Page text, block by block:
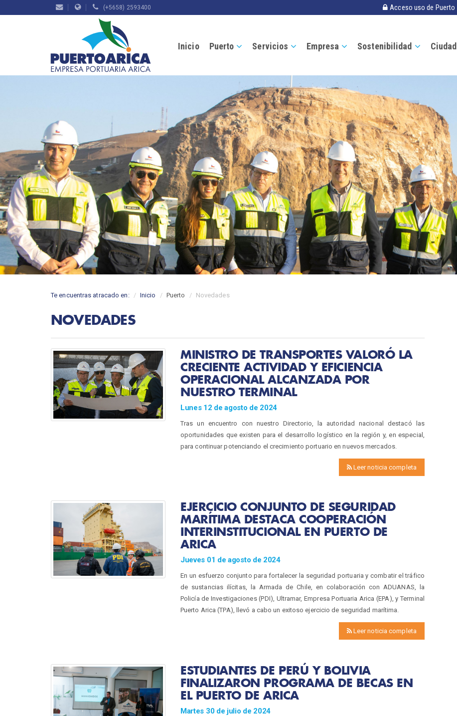
(+5658) 2593400 Acceso uso de Puerto
Inicio Puerto Servicios Empresa Sostenibilidad Ciudad
Te encuentras atracado en: Inicio Puerto Novedades
NOVEDADES
MINISTRO DE TRANSPORTES VALORÓ LA
CRECIENTE ACTIVIDAD Y EFICIENCIA
OPERACIONAL ALCANZADA POR
NUESTRO TERMINAL
Lunes 12 de agosto de 2024
Tras un encuentro con nuestro Directorio, la autoridad nacional destacó las
oportunidades que existen para el desarrollo logístico en la región y, en especial,
para continuar potenciando el crecimiento portuario en nuevos mercados.
Leer noticia completa
EJERCICIO CONJUNTO DE SEGURIDAD
MARÍTIMA DESTACA COOPERACIÓN
INTERINSTITUCIONAL EN PUERTO DE
ARICA
Jueves 01 de agosto de 2024
En un esfuerzo conjunto para fortalecer la seguridad portuaria y combatir el tráfico
de sustancias ilícitas, la Armada de Chile, en colaboración con ADUANAS, la
Policía de Investigaciones (PDI), Ultramar, Empresa Portuaria Arica (EPA), y Terminal
Puerto Arica (TPA), llevó a cabo un exitoso ejercicio de seguridad marítima.
Leer noticia completa
ESTUDIANTES DE PERÚ Y BOLIVIA
FINALIZARON PROGRAMA DE BECAS EN
EL PUERTO DE ARICA
Martes 30 de julio de 2024